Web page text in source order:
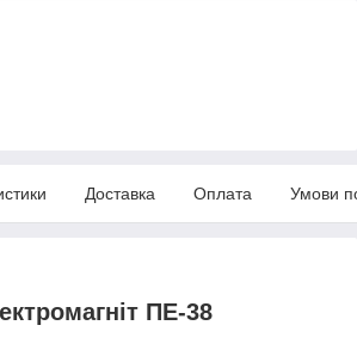
Доставка Оплата Умови
ПЕ-38